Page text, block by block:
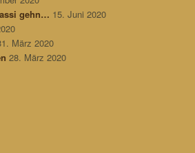
gehn… 15. Juni 2020
März 2020
28. März 2020